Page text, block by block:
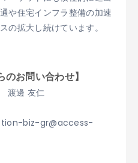
や住宅インフラ整備の加速
の拡大し続けています。
のお問い合わせ】
渡邊 友仁
biz-gr@access-